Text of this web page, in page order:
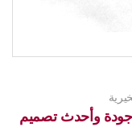
جودة وأحدث تصميم